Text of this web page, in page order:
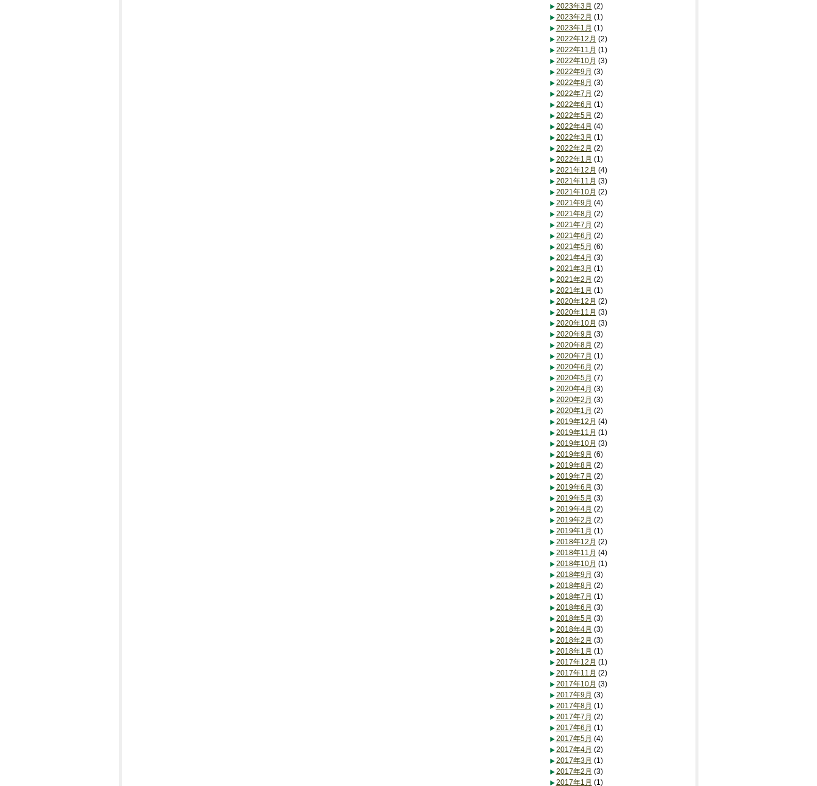
2023年3月 (2)
2023年2月 (1)
2023年1月 (1)
2022年12月 (2)
2022年11月 (1)
2022年10月 (3)
2022年9月 (3)
2022年8月 (3)
2022年7月 (2)
2022年6月 (1)
2022年5月 (2)
2022年4月 (4)
2022年3月 (1)
2022年2月 (2)
2022年1月 (1)
2021年12月 (4)
2021年11月 (3)
2021年10月 (2)
2021年9月 (4)
2021年8月 (2)
2021年7月 (2)
2021年6月 (2)
2021年5月 (6)
2021年4月 (3)
2021年3月 (1)
2021年2月 (2)
2021年1月 (1)
2020年12月 (2)
2020年11月 (3)
2020年10月 (3)
2020年9月 (3)
2020年8月 (2)
2020年7月 (1)
2020年6月 (2)
2020年5月 (7)
2020年4月 (3)
2020年2月 (3)
2020年1月 (2)
2019年12月 (4)
2019年11月 (1)
2019年10月 (3)
2019年9月 (6)
2019年8月 (2)
2019年7月 (2)
2019年6月 (3)
2019年5月 (3)
2019年4月 (2)
2019年2月 (2)
2019年1月 (1)
2018年12月 (2)
2018年11月 (4)
2018年10月 (1)
2018年9月 (3)
2018年8月 (2)
2018年7月 (1)
2018年6月 (3)
2018年5月 (3)
2018年4月 (3)
2018年2月 (3)
2018年1月 (1)
2017年12月 (1)
2017年11月 (2)
2017年10月 (3)
2017年9月 (3)
2017年8月 (1)
2017年7月 (2)
2017年6月 (1)
2017年5月 (4)
2017年4月 (2)
2017年3月 (1)
2017年2月 (3)
2017年1月 (1)